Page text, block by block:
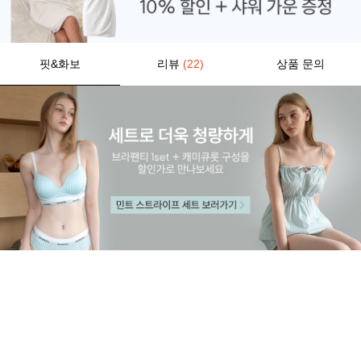
핏&화보 리뷰 (22) 상품 문의